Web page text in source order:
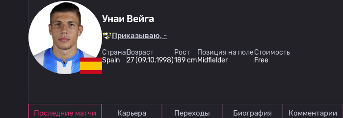
Унаи Вейга
Приказываю, -
Страна
Spain
Возраст
27 (09.10.1998)
Рост
189 cm
Позиция на поле
Midfielder
Стоимость
Free
Последние матчи Карьера Переходы Биография Комментарии